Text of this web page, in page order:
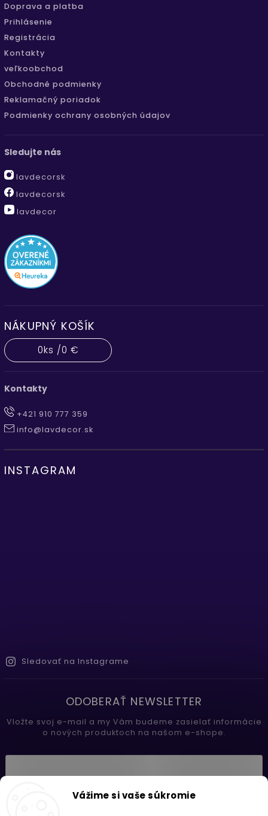
Vážime si vaše súkromie
Doprava a platba
Prihlásenie
Registrácia
Kontakty
veľkoobchod
Obchodné podmienky
Reklamačný poriadok
Podmienky ochrany osobných údajov
Sledujte nás
lavdecorsk
lavdecorsk
lavdecor
NÁKUPNÝ KOŠÍK
0ks /0 €
Kontakty
+421 910 777 359
info@lavdecor.sk
INSTAGRAM
Sledovať na Instagrame
ODOBERAŤ NEWSLETTER
Vložte svoj e-mail a my Vám budeme zasielať informácie
o nových produktoch na našom e-shope.